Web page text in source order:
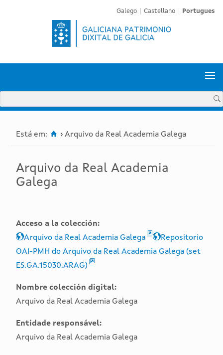
Galego Castellano Portugues

Está em:  › Arquivo da Real Academia Galega
Arquivo da Real Academia
Galega
Acceso a la colección:
earthArquivo da Real Academia Galega earthRepositorio
OAI-PMH do Arquivo da Real Academia Galega (set
ES.GA.15030.ARAG)
Nombre colección digital:
Arquivo da Real Academia Galega
Entidade responsável:
Arquivo da Real Academia Galega